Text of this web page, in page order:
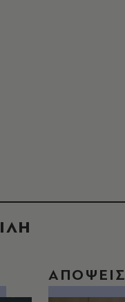
ΑΠΟΨΕΙΣ